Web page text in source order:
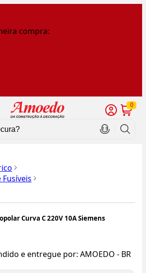
compra:
0
Curva C 220V 10A Siemens
e entregue por: AMOEDO - BR